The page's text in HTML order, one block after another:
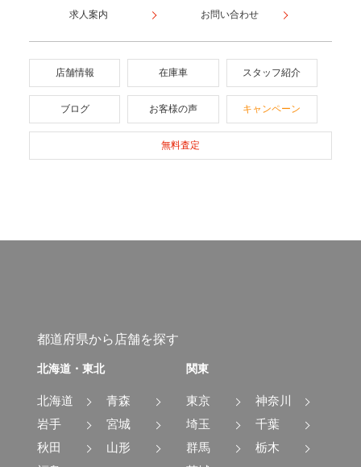
求人案内 お問い合わせ
店舗情報 在庫車 スタッフ紹介
ブログ お客様の声 キャンペーン
無料査定
都道府県から店舗を探す
北海道・東北
北海道
青森
岩手
宮城
秋田
山形
関東
東京
神奈川
埼玉
千葉
群馬
栃木